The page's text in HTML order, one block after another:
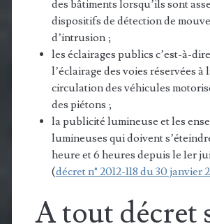
des bâtiments lorsqu’ils sont
dispositifs de détection de
d’intrusion ;
les éclairages publics c’est-à-dire
l’éclairage des voies réservées à
circulation des véhicules
des piétons ;
la publicité lumineuse et les
lumineuses qui doivent
heure et 6 heures depuis le 1er
(décret n° 2012-118 du 30 janvier
A tout décret